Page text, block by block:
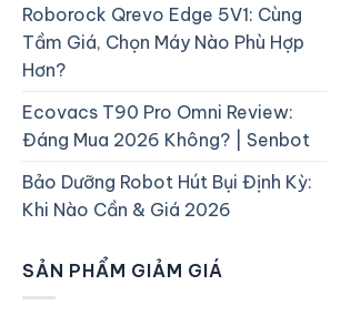
Roborock Qrevo Edge 5V1: Cùng
Tầm Giá, Chọn Máy Nào Phù Hợp
Hơn?
Ecovacs T90 Pro Omni Review:
Đáng Mua 2026 Không? | Senbot
Bảo Dưỡng Robot Hút Bụi Định Kỳ:
Khi Nào Cần & Giá 2026
SẢN PHẨM GIẢM GIÁ